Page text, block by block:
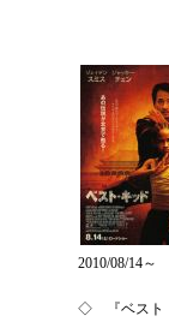
2010/08/14～
◇ 『ベスト